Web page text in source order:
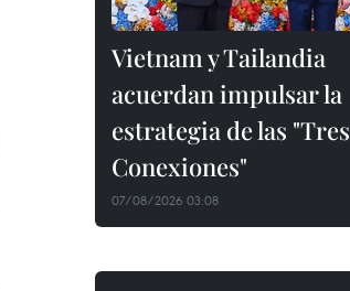
Vietnam y Tailandia
acuerdan impulsar la
estrategia de las "Tres
Conexiones"
07/08/2026 03:08